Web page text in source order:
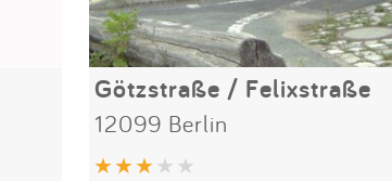
Götzstraße / Felixstraße
12099 Berlin